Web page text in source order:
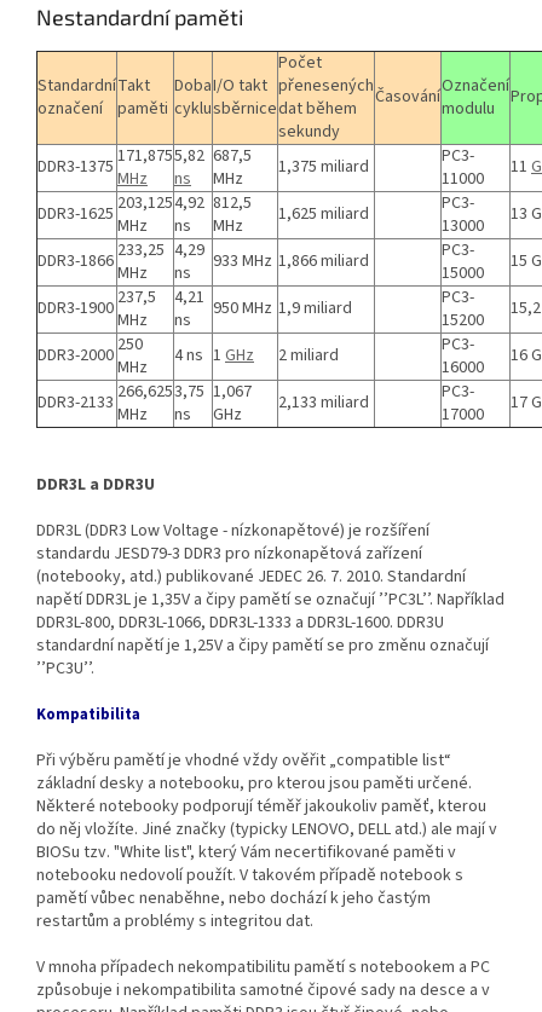
Nestandardní paměti
Standardní
označení
Takt
paměti
Doba
cyklu
I/O takt
sběrnice
Počet
přenesených
dat během
sekundy
ČasováníOznačení
modulu
DDR3-1375 171,875
MHz
5,82
ns
687,5
MHz
1,375 miliard
PC3-
11000
11
DDR3-1625 203,125
MHz
4,92
ns
812,5
MHz
1,625 miliard
PC3-
13000
13
DDR3-1866 233,25
MHz
4,29
ns
933 MHz 1,866 miliard
PC3-
15000
15
DDR3-1900 237,5
MHz
4,21
ns
950 MHz 1,9 miliard
PC3-
15200
DDR3-2000 250
MHz
4 ns 1 GHz 2 miliard
PC3-
16000
16
DDR3-2133 266,625
MHz
3,75
ns
1,067
GHz
2,133 miliard
PC3-
17000
17
DDR3L a DDR3U
DDR3L (DDR3 Low Voltage - nízkonapětové) je rozšíření
standardu JESD79-3 DDR3 pro nízkonapětová zařízení
(notebooky, atd.) publikované JEDEC 26. 7. 2010. Standardní
napětí DDR3L je 1,35V a čipy pamětí se označují ’’PC3L’’. Například
DDR3L‐800, DDR3L‐1066, DDR3L‐1333 a DDR3L‐1600. DDR3U
standardní napětí je 1,25V a čipy pamětí se pro změnu označují
’’PC3U’’.
Kompatibilita
Při výběru pamětí je vhodné vždy ověřit „compatible list“
základní desky a notebooku, pro kterou jsou paměti určené.
Některé notebooky podporují téměř jakoukoliv paměť, kterou
do něj vložíte. Jiné značky (typicky LENOVO, DELL atd.) ale mají v
BIOSu tzv. "White list", který Vám necertifikované paměti v
notebooku nedovolí použít. V takovém případě notebook s
pamětí vůbec nenaběhne, nebo dochází k jeho častým
restartům a problémy s integritou dat.
V mnoha případech nekompatibilitu pamětí s notebookem a PC
způsobuje i nekompatibilita samotné čipové sady na desce a v